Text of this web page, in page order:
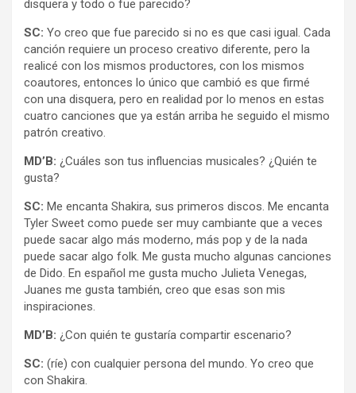
disquera y todo o fue parecido?
SC: Yo creo que fue parecido si no es que casi igual. Cada
canción requiere un proceso creativo diferente, pero la
realicé con los mismos productores, con los mismos
coautores, entonces lo único que cambió es que firmé
con una disquera, pero en realidad por lo menos en estas
cuatro canciones que ya están arriba he seguido el mismo
patrón creativo.
MD’B: ¿Cuáles son tus influencias musicales? ¿Quién te
gusta?
SC: Me encanta Shakira, sus primeros discos. Me encanta
Tyler Sweet como puede ser muy cambiante que a veces
puede sacar algo más moderno, más pop y de la nada
puede sacar algo folk. Me gusta mucho algunas canciones
de Dido. En español me gusta mucho Julieta Venegas,
Juanes me gusta también, creo que esas son mis
inspiraciones.
MD’B: ¿Con quién te gustaría compartir escenario?
SC: (ríe) con cualquier persona del mundo. Yo creo que
con Shakira.